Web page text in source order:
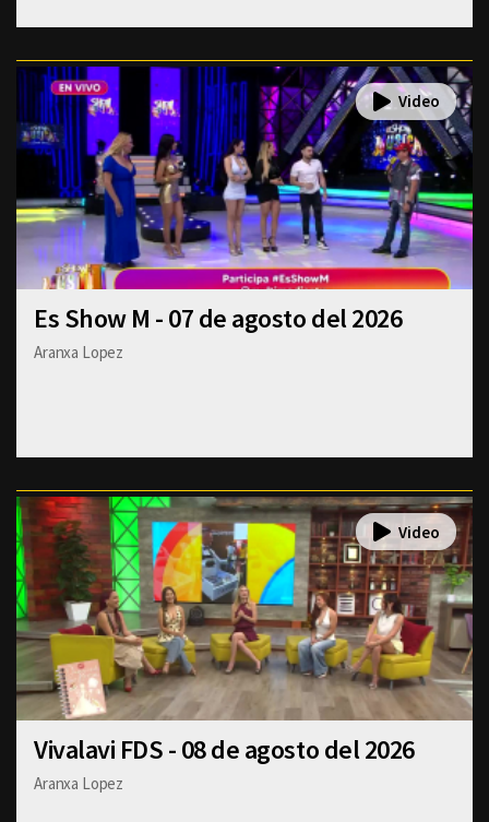
Es Show M - 07 de agosto del 2026
Aranxa Lopez
Vivalavi FDS - 08 de agosto del 2026
Aranxa Lopez